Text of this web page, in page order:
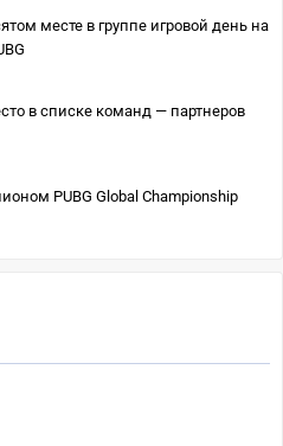
месте в группе игровой день на
в списке команд — партнеров
PUBG Global Championship